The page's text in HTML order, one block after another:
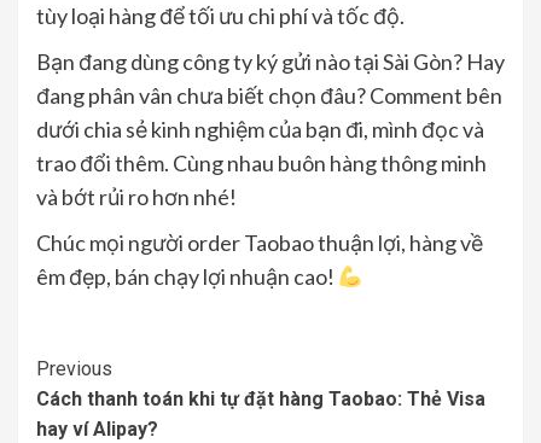
tùy loại hàng để tối ưu chi phí và tốc độ.
Bạn đang dùng công ty ký gửi nào tại Sài Gòn? Hay
đang phân vân chưa biết chọn đâu? Comment bên
dưới chia sẻ kinh nghiệm của bạn đi, mình đọc và
trao đổi thêm. Cùng nhau buôn hàng thông minh
và bớt rủi ro hơn nhé!
Chúc mọi người order Taobao thuận lợi, hàng về
êm đẹp, bán chạy lợi nhuận cao!
Continue
Reading
Previous
Cách thanh toán khi tự đặt hàng Taobao: Thẻ Visa
hay ví Alipay?